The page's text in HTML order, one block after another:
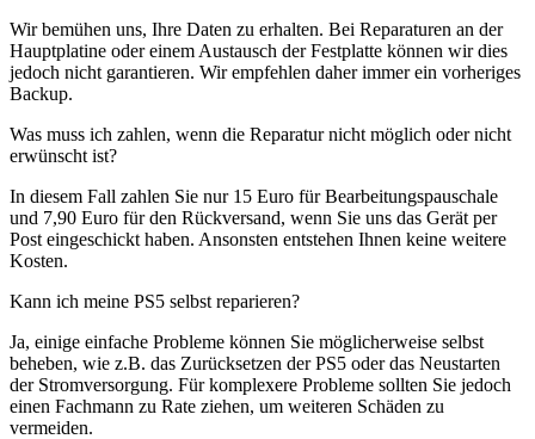
Wir bemühen uns, Ihre Daten zu erhalten. Bei Reparaturen an der
Hauptplatine oder einem Austausch der Festplatte können wir dies
jedoch nicht garantieren. Wir empfehlen daher immer ein vorheriges
Backup.
Was muss ich zahlen, wenn die Reparatur nicht möglich oder nicht
erwünscht ist?
In diesem Fall zahlen Sie nur 15 Euro für Bearbeitungspauschale
und 7,90 Euro für den Rückversand, wenn Sie uns das Gerät per
Post eingeschickt haben. Ansonsten entstehen Ihnen keine weitere
Kosten.
Kann ich meine PS5 selbst reparieren?
Ja, einige einfache Probleme können Sie möglicherweise selbst
beheben, wie z.B. das Zurücksetzen der PS5 oder das Neustarten
der Stromversorgung. Für komplexere Probleme sollten Sie jedoch
einen Fachmann zu Rate ziehen, um weiteren Schäden zu
vermeiden.